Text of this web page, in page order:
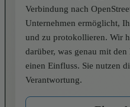
Verbindung nach
Unternehmen ermöglicht,
und zu protokollieren. Wir
darüber, was genau mit
einen Einfluss. Sie nutzen
Verantwortung.